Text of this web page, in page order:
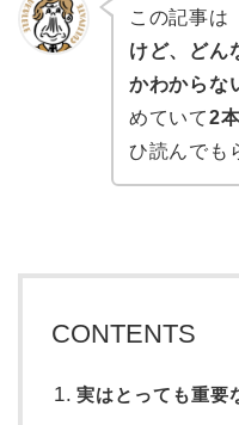
この記事は
けど、どん
かわからな
めていて2
ひ読んでも
CONTENTS
実はとっても重要